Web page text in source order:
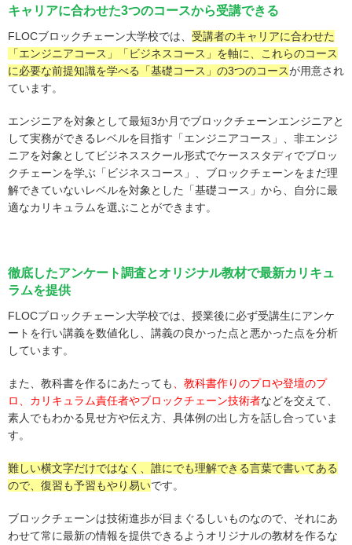
キャリアに合わせた3つのコースから受講できる
FLOCブロックチェーン大学校では、 受講者のキャリアに合わせた
「エンジニアコース」「ビジネスコース」を軸に、これらのコース
に必要な前提知識を学べる「基礎コース」の3つのコースが用意され
ています。
エンジニアを対象として最短3か月でブロックチェーンエンジニアと
して実務ができるレベルを目指す「エンジニアコース」、非エンジ
ニアを対象としてビジネススクール形式でケーススタディでブロッ
クチェーンを学ぶ「ビジネスコース」、ブロックチェーンをまだ理
解できていないレベルを対象とした「基礎コース」から、自分に最
適なカリキュラムを選ぶことができます。
徹底したアンケート調査とオリジナル教材で最新カリキュ
ラムを提供
FLOCブロックチェーン大学校では、授業後に必ず受講生にアンケ
ートを行い講義を数値化し、講義の良かった点と悪かった点を分析
しています。
また、教科書を作るにあたっても
、教科書作りのプロや登壇のプ
ロ、カリキュラム責任者やブロックチェーン技術者などを交えて、
素人でもわかる見せ方や伝え方、具体例の出し方を話し合っていま
す。
難しい横文字だけではなく、誰にでも理解できる言葉で書いてある
ので、復習も予習もやり易いです。
ブロックチェーンは技術進歩が目まぐるしいものなので、それにあ
わせて常に最新の情報を提供できるようオリジナルの教材を作るな